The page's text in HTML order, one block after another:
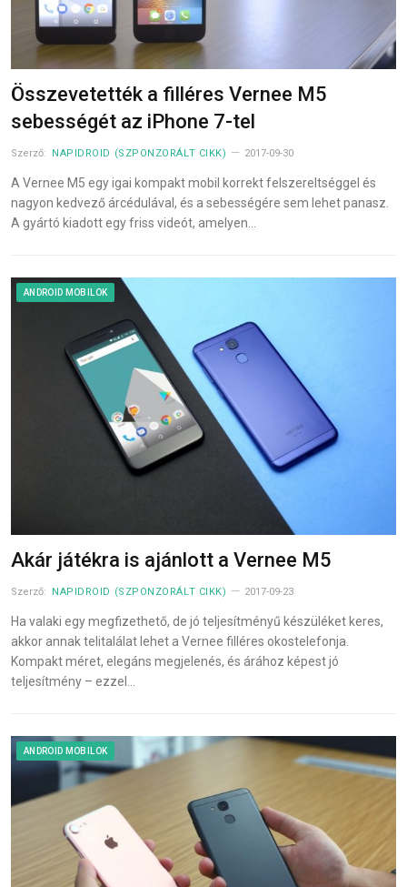
Összevetették a filléres Vernee M5
sebességét az iPhone 7-tel
Szerző: NAPIDROID (SZPONZORÁLT CIKK) 2017-09-30
A Vernee M5 egy igai kompakt mobil korrekt felszereltséggel és
nagyon kedvező árcédulával, és a sebességére sem lehet panasz.
A gyártó kiadott egy friss videót, amelyen…
ANDROID MOBILOK
Akár játékra is ajánlott a Vernee M5
Szerző: NAPIDROID (SZPONZORÁLT CIKK) 2017-09-23
Ha valaki egy megfizethető, de jó teljesítményű készüléket keres,
akkor annak telitalálat lehet a Vernee filléres okostelefonja.
Kompakt méret, elegáns megjelenés, és árához képest jó
teljesítmény – ezzel…
ANDROID MOBILOK